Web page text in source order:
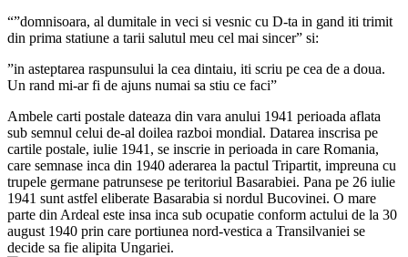
“”domnisoara, al dumitale in veci si vesnic cu D-ta in gand iti trimit
din prima statiune a tarii salutul meu cel mai sincer” si:
”in asteptarea raspunsului la cea dintaiu, iti scriu pe cea de a doua.
Un rand mi-ar fi de ajuns numai sa stiu ce faci”
Ambele carti postale dateaza din vara anului 1941 perioada aflata
sub semnul celui de-al doilea razboi mondial. Datarea inscrisa pe
cartile postale, iulie 1941, se inscrie in perioada in care Romania,
care semnase inca din 1940 aderarea la pactul Tripartit, impreuna cu
trupele germane patrunsese pe teritoriul Basarabiei. Pana pe 26 iulie
1941 sunt astfel eliberate Basarabia si nordul Bucovinei. O mare
parte din Ardeal este insa inca sub ocupatie conform actului de la 30
august 1940 prin care portiunea nord-vestica a Transilvaniei se
decide sa fie alipita Ungariei.